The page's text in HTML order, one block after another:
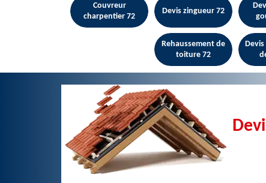
Couvreur
charpentier 72
Devis zingueur 72
Rehaussement de
toiture 72